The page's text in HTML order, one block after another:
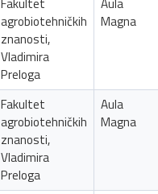
agrobiotehničkih
znanosti,
Vladimira
Preloga
Magna
Fakultet
agrobiotehničkih
znanosti,
Vladimira
Preloga
Aula
Magna